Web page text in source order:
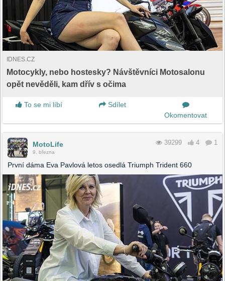
IDNES.CZ
Motocykly, nebo hostesky? Návštěvníci Motosalonu
opět nevěděli, kam dřív s očima
To se mi líbí
Sdílet
Okomentovat
MotoLife
9. března
39299 4 1
První dáma Eva Pavlová letos osedlá Triumph Trident 660